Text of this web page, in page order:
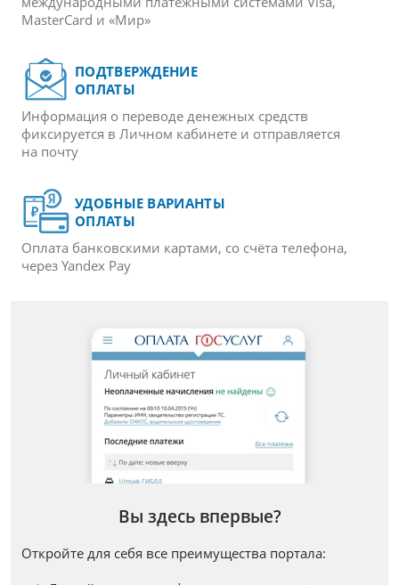
MasterCard и «Мир»
ПОДТВЕРЖДЕНИЕ
ОПЛАТЫ
Информация о переводе денежных средств
фиксируется в Личном кабинете и отправляется
на почту
УДОБНЫЕ ВАРИАНТЫ
ОПЛАТЫ
Оплата банковскими картами, со счёта телефона,
через Yandex Pay
Вы здесь впервые?
Откройте для себя все преимущества портала: